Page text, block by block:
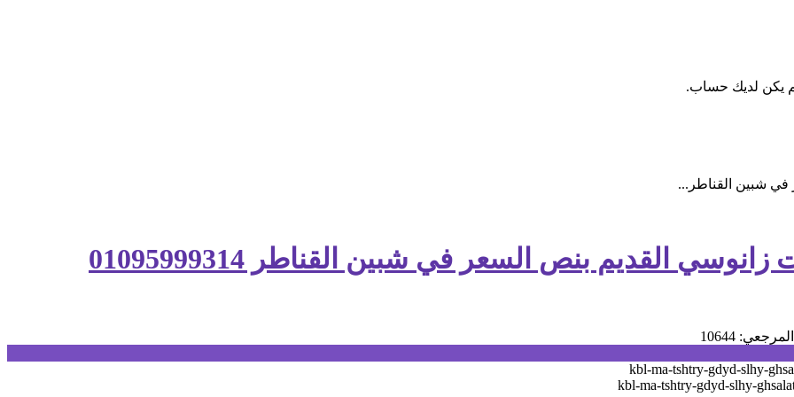
لم يكن لديك حساب.
شبين القناطر...
القديم بنص السعر في شبين القناطر 01095999314
المرجعي: 10644